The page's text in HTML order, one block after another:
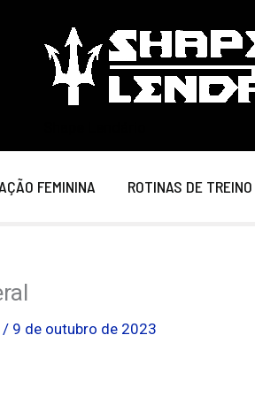
FEMININA ROTINAS DE TREINO
/ 9 de outubro de 2023